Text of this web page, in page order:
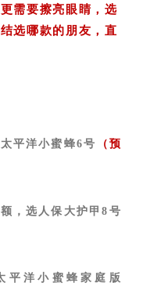
需要擦亮眼睛，选
选哪款的朋友，直
平洋小蜜蜂6号
（预
，选人保大护甲8号
平洋小蜜蜂家庭版